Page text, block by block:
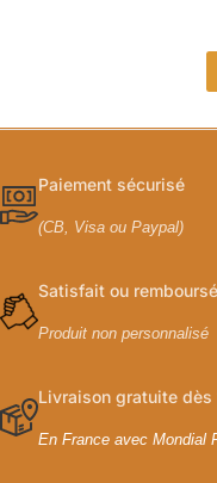
Paiement sécurisé
(CB, Visa ou Paypal)
Satisfait ou remboursé
Produit non personnalisé
Livraison gratuite dès
En France avec Mondial